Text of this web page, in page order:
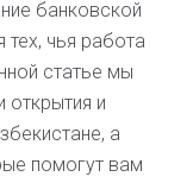
банковской
тех, чья работа
статье мы
и
а
помогут вам